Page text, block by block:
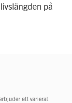
på
ett varierat